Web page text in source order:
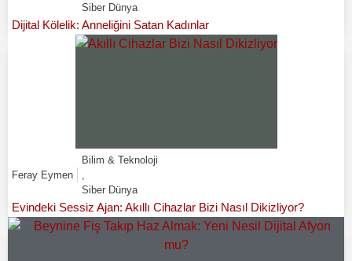
Siber Dünya
Dijital Kölelik: Anneliğini Satan Kadınlar
Feray Eymen
Bilim & Teknoloji
,
Siber Dünya
Evindeki Sessiz Ajan: Akıllı Cihazlar Bizi Nasıl Dikizliyor?